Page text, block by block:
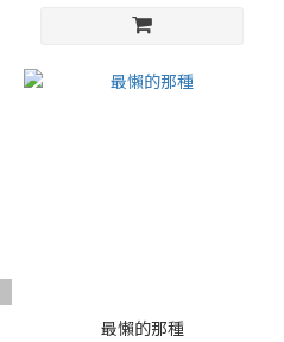
最懶的那種